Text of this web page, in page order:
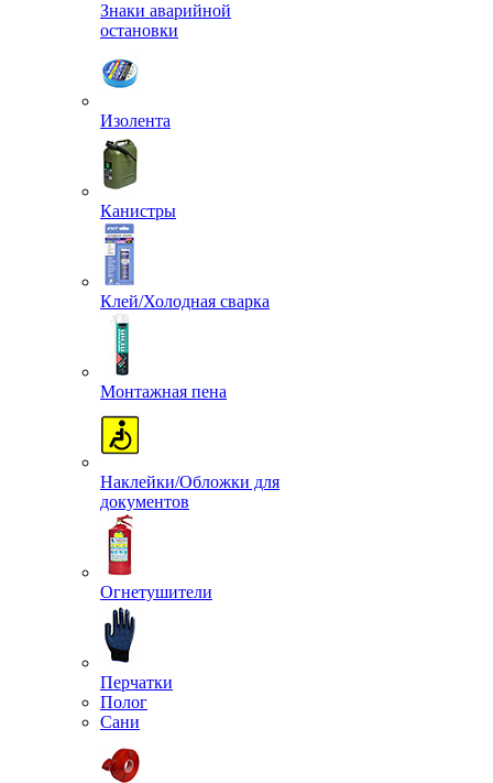
Знаки аварийной
остановки
Изолента
Канистры
Клей/Холодная сварка
Монтажная пена
Наклейки/Обложки для
документов
Огнетушители
Перчатки
Полог
Сани